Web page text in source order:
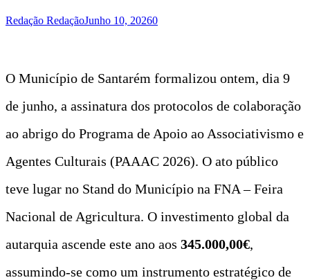
Redação RedaçãoJunho 10, 20260
O Município de Santarém formalizou ontem, dia 9
de junho, a assinatura dos protocolos de colaboração
ao abrigo do Programa de Apoio ao Associativismo e
Agentes Culturais (PAAAC 2026). O ato público
teve lugar no Stand do Município na FNA – Feira
Nacional de Agricultura. O investimento global da
autarquia ascende este ano aos 345.000,00€,
assumindo-se como um instrumento estratégico de